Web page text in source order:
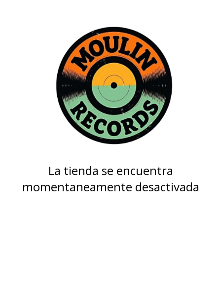
La tienda se encuentra
momentaneamente desactivada